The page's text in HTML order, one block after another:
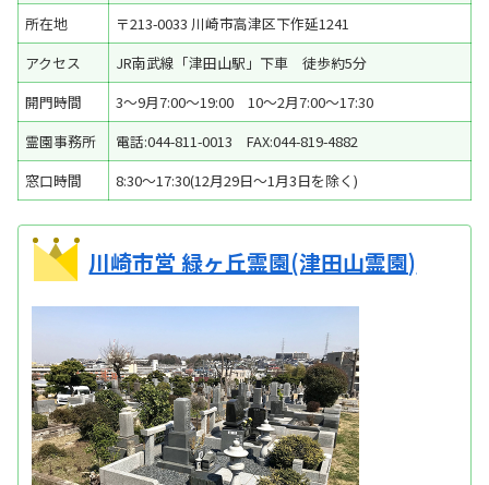
所在地
〒213-0033 川崎市高津区下作延1241
アクセス
JR南武線「津田山駅」下車 徒歩約5分
開門時間
3～9月7:00～19:00 10～2月7:00～17:30
霊園事務所
電話:044-811-0013 FAX:044-819-4882
窓口時間
8:30～17:30(12月29日～1月3日を除く)
川崎市営 緑ヶ丘霊園(津田山霊園)